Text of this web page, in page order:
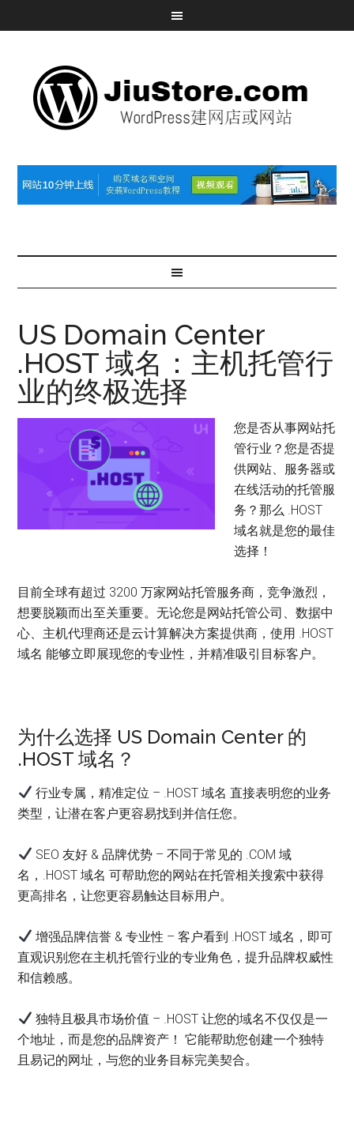
US Domain Center
.HOST 域名：主机托管行
业的终极选择
您是否从事网站托
管行业？您是否提
供网站、服务器或
在线活动的托管服
务？那么 .HOST
域名就是您的最佳
选择！
目前全球有超过 3200 万家网站托管服务商，竞争激烈，
想要脱颖而出至关重要。无论您是网站托管公司、数据中
心、主机代理商还是云计算解决方案提供商，使用 .HOST
域名 能够立即展现您的专业性，并精准吸引目标客户。
为什么选择 US Domain Center 的
.HOST 域名？
行业专属，精准定位 – .HOST 域名 直接表明您的业务
类型，让潜在客户更容易找到并信任您。
SEO 友好 & 品牌优势 – 不同于常见的 .COM 域
名，.HOST 域名 可帮助您的网站在托管相关搜索中获得
更高排名，让您更容易触达目标用户。
增强品牌信誉 & 专业性 – 客户看到 .HOST 域名，即可
直观识别您在主机托管行业的专业角色，提升品牌权威性
和信赖感。
独特且极具市场价值 – .HOST 让您的域名不仅仅是一
个地址，而是您的品牌资产！ 它能帮助您创建一个独特
且易记的网址，与您的业务目标完美契合。